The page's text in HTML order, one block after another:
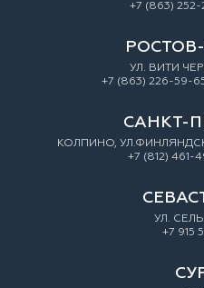
+7 (863) 252-
УЛ. ВИТИ
+7 (863) 226-59-
САНКТ-
КОЛПИНО,
+7 (812) 461-
УЛ.
+7 915